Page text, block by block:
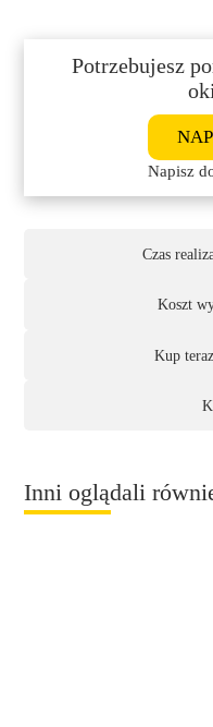
Potrzebujesz
Napisz
Czas
Koszt
Kup
Inni oglądali